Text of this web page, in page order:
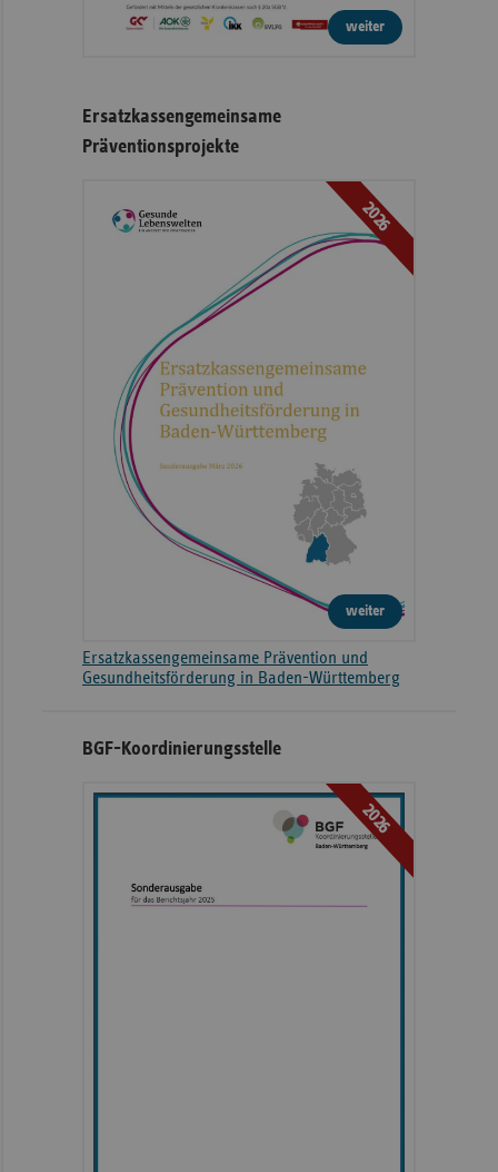
weiter
Ersatzkassengemeinsame
Präventionsprojekte
2026
weiter
Ersatzkassengemeinsame Prävention und
Gesundheitsförderung in Baden-Württemberg
BGF-Koordinierungsstelle
2026